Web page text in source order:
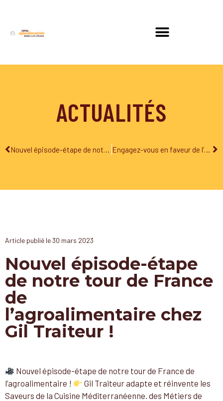
ACTUALITÉS
Nouvel épisode-étape de notre tour de France de l’agroalimentaire chez Sacré Willy ! Engagez-vous en faveur de l’attractivité des métiers de l’agroalimentaire sur votre territoire
Article publié le30 mars 2023
Nouvel épisode-étape
de notre tour de France
de
l’agroalimentaire chez
Gil Traiteur !
Nouvel épisode-étape de notre tour de France de
l’agroalimentaire !
Gil Traiteur adapte et réinvente les
Saveurs de la Cuisine Méditerranéenne. des Métiers de